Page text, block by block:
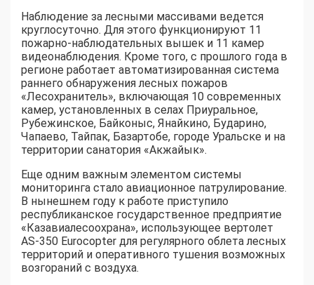
Наблюдение за лесными массивами ведется
круглосуточно. Для этого функционируют 11
пожарно-наблюдательных вышек и 11 камер
видеонаблюдения. Кроме того, с прошлого года в
регионе работает автоматизированная система
раннего обнаружения лесных пожаров
«Лесохранитель», включающая 10 современных
камер, установленных в селах Приуральное,
Рубежинское, Байконыс, Янайкино, Бударино,
Чапаево, Тайпак, Базартобе, городе Уральске и на
территории санатория «Акжайык».
Еще одним важным элементом системы
мониторинга стало авиационное патрулирование.
В нынешнем году к работе приступило
республиканское государственное предприятие
«Казавиалесоохрана», использующее вертолет
AS-350 Eurocopter для регулярного облета лесных
территорий и оперативного тушения возможных
возгораний с воздуха.